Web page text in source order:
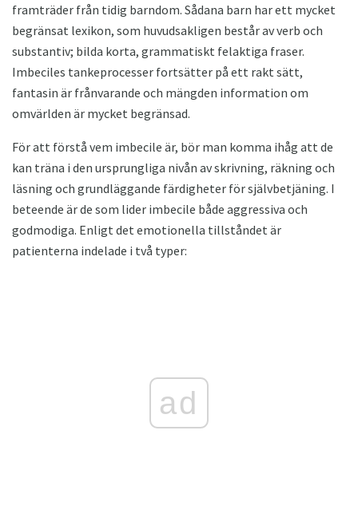
framträder från tidig barndom. Sådana barn har ett mycket
begränsat lexikon, som huvudsakligen består av verb och
substantiv; bilda korta, grammatiskt felaktiga fraser.
Imbeciles tankeprocesser fortsätter på ett rakt sätt,
fantasin är frånvarande och mängden information om
omvärlden är mycket begränsad.
För att förstå vem imbecile är, bör man komma ihåg att de
kan träna i den ursprungliga nivån av skrivning, räkning och
läsning och grundläggande färdigheter för självbetjäning. I
beteende är de som lider imbecile både aggressiva och
godmodiga. Enligt det emotionella tillståndet är
patienterna indelade i två typer:
ad